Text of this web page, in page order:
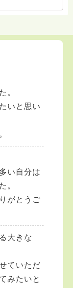
。
いと思い
い自分は
。
がとうご
大きな
ていただ
みたいと